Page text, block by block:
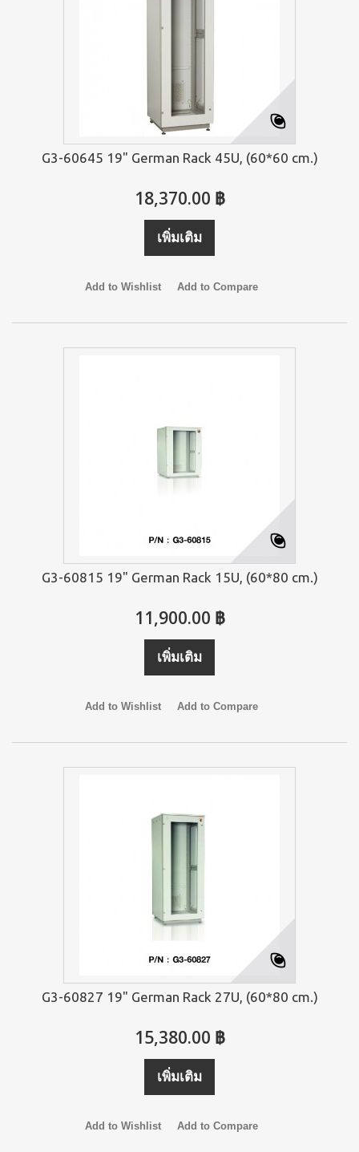
G3-60645 19" German Rack 45U, (60*60 cm.)
18,370.00 ฿
เพิ่มเติม
Add to Wishlist Add to Compare
G3-60815 19" German Rack 15U, (60*80 cm.)
11,900.00 ฿
เพิ่มเติม
Add to Wishlist Add to Compare
G3-60827 19" German Rack 27U, (60*80 cm.)
15,380.00 ฿
เพิ่มเติม
Add to Wishlist Add to Compare